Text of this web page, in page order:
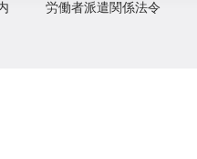
労働者派遣関係法令